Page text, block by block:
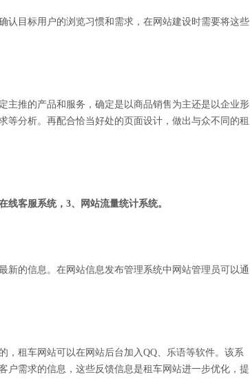
认目标用户的浏览习惯和需求，在网站建设时需要将这些
主推的产品和服务，确定是以商品销售为主还是以企业形
分析。再配合恰当好处的页面设计，做出与众不同的租
客服系统，3、网站流量统计系统。
新的信息。在网站信息发布管理系统中网站管理员可以通
，租车网站可以在网站后台加入QQ、乐语等软件。该系
户需求的信息，这些反馈信息是租车网站进一步优化，提